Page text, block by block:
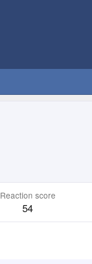
Reaction score
54